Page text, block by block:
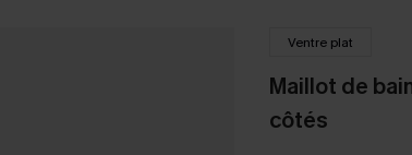
Ventre plat
Maillot de
côtés